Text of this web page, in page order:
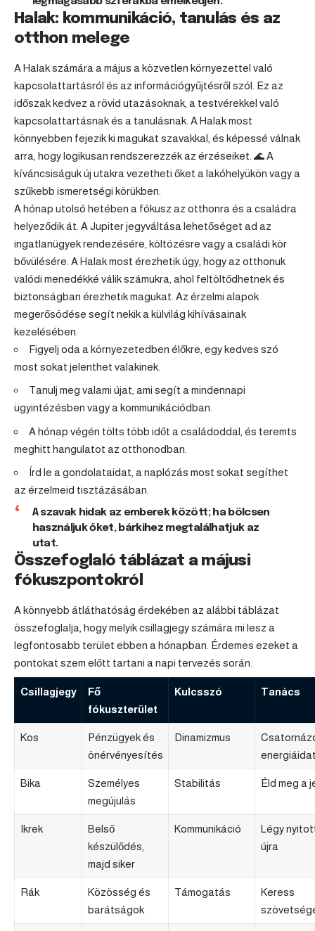
Halak: kommunikáció, tanulás és az
otthon melege
A Halakszámára a május a közvetlen környezettel való
kapcsolattartásról és az információgyűjtésről szól. Ez az
időszak kedvez a rövid utazásoknak, a testvérekkel való
kapcsolattartásnak és a tanulásnak. A Halak most
könnyebben fejezik ki magukat szavakkal, és képessé válnak
arra, hogy logikusan rendszerezzék az érzéseiket. 🌊 A
kíváncsiságuk új utakra vezetheti őket a lakóhelyükön vagy a
szűkebb ismeretségi körükben.
A hónap utolsó hetében a fókusz az otthonra és a családra
helyeződik át. A Jupiter jegyváltása lehetőséget ad az
ingatlanügyek rendezésére, költözésre vagy a családi kör
bővülésére. A Halak most érezhetik úgy, hogy az otthonuk
valódi menedékké válik számukra, ahol feltöltődhetnek és
biztonságban érezhetik magukat. Az érzelmi alapok
megerősödése segít nekik a külvilág kihívásainak
kezelésében.
Figyelj oda a környezetedben élőkre, egy kedves szó
most sokat jelenthet valakinek.
Tanulj meg valami újat, ami segít a mindennapi
ügyintézésben vagy a kommunikációdban.
A hónap végén tölts több időt a családoddal, és teremts
meghitt hangulatot az otthonodban.
Írd le a gondolataidat, a naplózás most sokat segíthet
az érzelmeid tisztázásában.
A szavak hidak az emberek között; ha bölcsen
használjuk őket, bárkihez megtalálhatjuk az
utat.
Összefoglaló táblázat a májusi
fókuszpontokról
A könnyebb átláthatóság érdekében az alábbi táblázat
összefoglalja, hogy melyik csillagjegy számára mi lesz a
legfontosabb terület ebben a hónapban. Érdemes ezeket a
pontokat szem előtt tartani a napi tervezés során.
Csillagjegy
Fő
fókuszterület
Kulcsszó Tanács
Kos
Pénzügyek és
önérvényesítés
Dinamizmus
Bika
Személyes
megújulás
Stabilitás Éld meg a
Ikrek
Belső
készülődés,
majd siker
Kommunikáció
Légy
újra
Rák
Közösség és
barátságok
Támogatás
Keress